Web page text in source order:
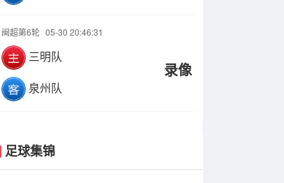
闽超第6轮 05-30 20:46:31
三明队
泉州队
录像
足球集锦